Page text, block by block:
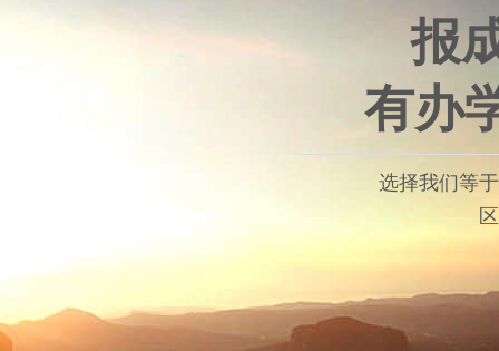
报
有办
选择我们等